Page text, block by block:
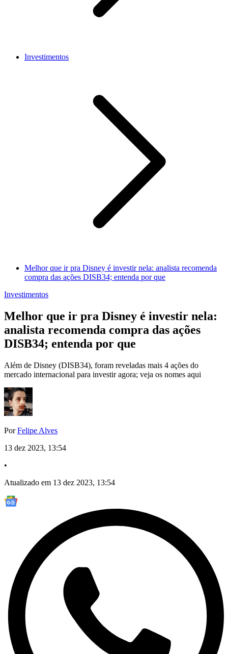
Investimentos
Melhor que ir pra Disney é investir nela: analista recomenda
compra das ações DISB34; entenda por que
Investimentos
Melhor que ir pra Disney é investir nela:
analista recomenda compra das ações
DISB34; entenda por que
Além de Disney (DISB34), foram reveladas mais 4 ações do
mercado internacional para investir agora; veja os nomes aqui
PorFelipe Alves
13 dez 2023, 13:54
•
Atualizado em 13 dez 2023, 13:54